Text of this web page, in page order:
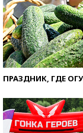
ПРАЗДНИК, ГДЕ